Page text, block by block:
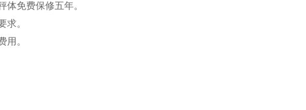
体免费保修五年。
求。
用。